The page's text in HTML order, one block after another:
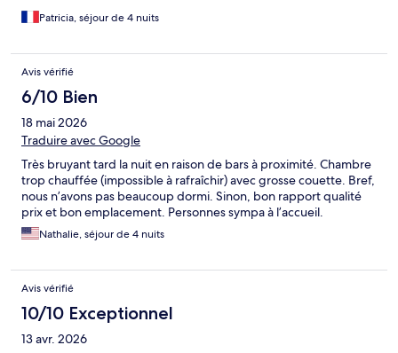
Patricia, séjour de 4 nuits
Avis vérifié
6/10 Bien
18 mai 2026
Traduire avec Google
Très bruyant tard la nuit en raison de bars à proximité. Chambre
trop chauffée (impossible à rafraîchir) avec grosse couette. Bref,
nous n’avons pas beaucoup dormi. Sinon, bon rapport qualité
prix et bon emplacement. Personnes sympa à l’accueil.
Nathalie, séjour de 4 nuits
Avis vérifié
10/10 Exceptionnel
13 avr. 2026